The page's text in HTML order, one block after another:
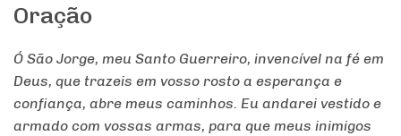
Oração
Ó São Jorge, meu Santo Guerreiro, invencível na fé em
Deus, que trazeis em vosso rosto a esperança e
confiança, abre meus caminhos. Eu andarei vestido e
armado com vossas armas, para que meus inimigos